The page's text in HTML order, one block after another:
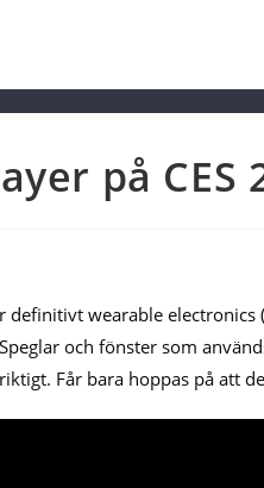
på CES
definitivt wearable
och fönster som
Får bara hoppas på att